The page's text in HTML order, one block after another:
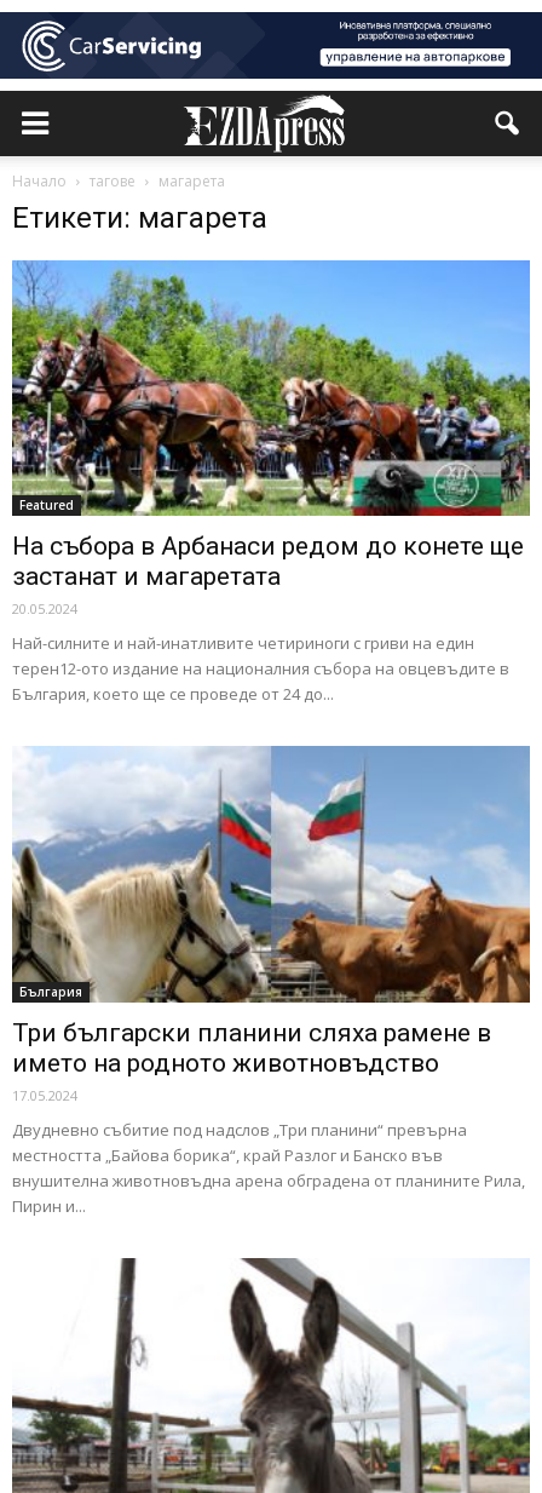
Начало тагове магарета
Етикети: магарета
Featured
На събора в Арбанаси редом до конете ще
застанат и магаретата
20.05.2024
Най-силните и най-инатливите четириноги с гриви на един
терен12-ото издание на националния събора на овцевъдите в
България, което ще се проведе от 24 до...
България
Три български планини сляха рамене в
името на родното животновъдство
17.05.2024
Двудневно събитие под надслов „Три планини“ превърна
местността „Байова борика“, край Разлог и Банско във
внушителна животновъдна арена обградена от планините Рила,
Пирин и...